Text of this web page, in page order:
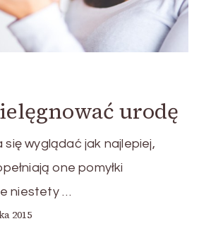
urodę
się wyglądać jak najlepiej,
one pomyłki
niestety …
2015